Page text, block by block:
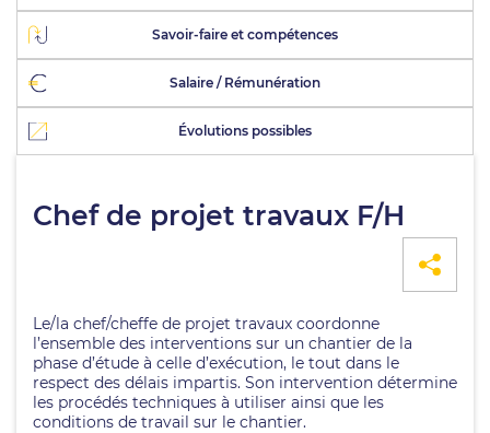
Savoir-faire et compétences
Salaire / Rémunération
Évolutions possibles
Chef de projet travaux F/H
Le/la chef/cheffe de projet travaux coordonne
l’ensemble des interventions sur un chantier de la
phase d’étude à celle d’exécution, le tout dans le
respect des délais impartis. Son intervention détermine
les procédés techniques à utiliser ainsi que les
conditions de travail sur le chantier.